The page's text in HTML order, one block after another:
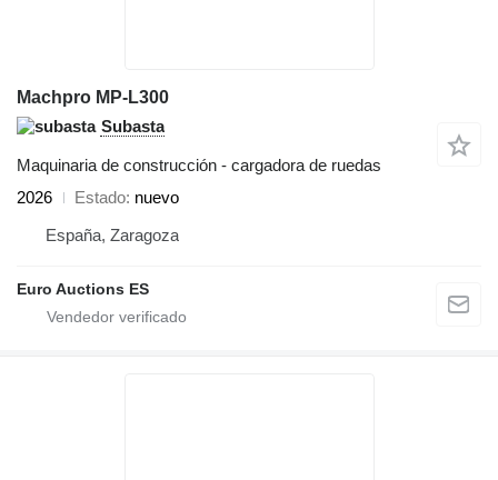
Machpro MP-L300
Subasta
Maquinaria de construcción - cargadora de ruedas
2026
Estado nuevo
España, Zaragoza
Euro Auctions ES